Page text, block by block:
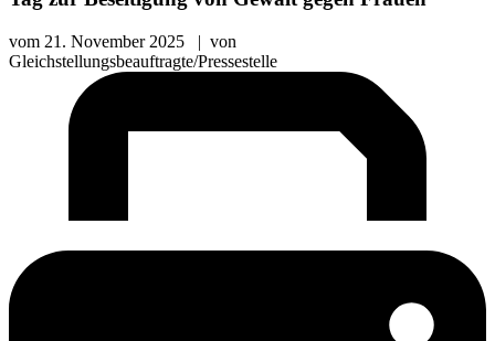
vom 21. November 2025 | von
Gleichstellungsbeauftragte/Pressestelle